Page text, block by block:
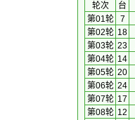
轮次 台
第01轮
7
第02轮 18
第03轮 23
第04轮 14
第05轮 20
第06轮 24
第07轮 17
第08轮 12